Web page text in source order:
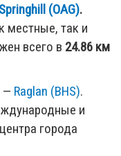
Springhill (OAG).
местные, так и
всего в 24.86 км
— Raglan (BHS).
и
города